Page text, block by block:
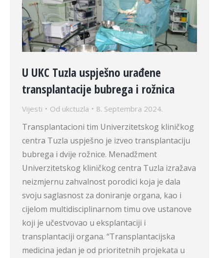
U UKC Tuzla uspješno urađene
transplantacije bubrega i rožnica
Vijesti Od ukctuzla 8. Septembra 2024.
Transplantacioni tim Univerzitetskog kliničkog
centra Tuzla uspješno je izveo transplantaciju
bubrega i dvije rožnice. Menadžment
Univerzitetskog kliničkog centra Tuzla izražava
neizmjernu zahvalnost porodici koja je dala
svoju saglasnost za doniranje organa, kao i
cijelom multidisciplinarnom timu ove ustanove
koji je učestvovao u eksplantaciji i
transplantaciji organa. “Transplantacijska
medicina jedan je od prioritetnih projekata u